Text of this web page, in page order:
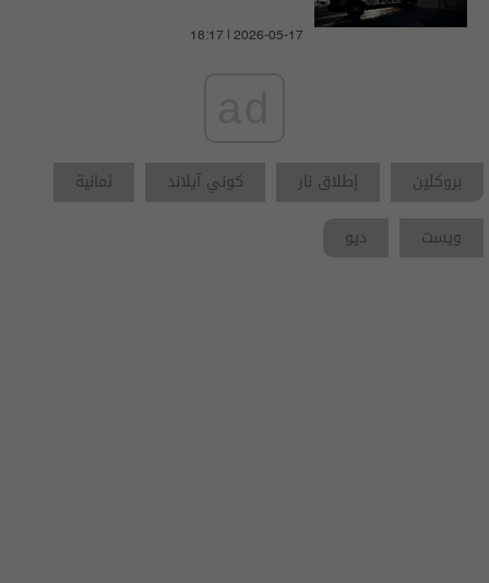
18:17 | 2026-05-17
بروكلين إطلاق نار كوني آيلاند
ثمانية
ويست
ديو